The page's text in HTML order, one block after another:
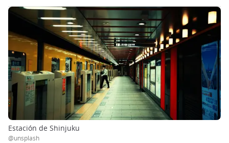
Estación de Shinjuku
@unsplash